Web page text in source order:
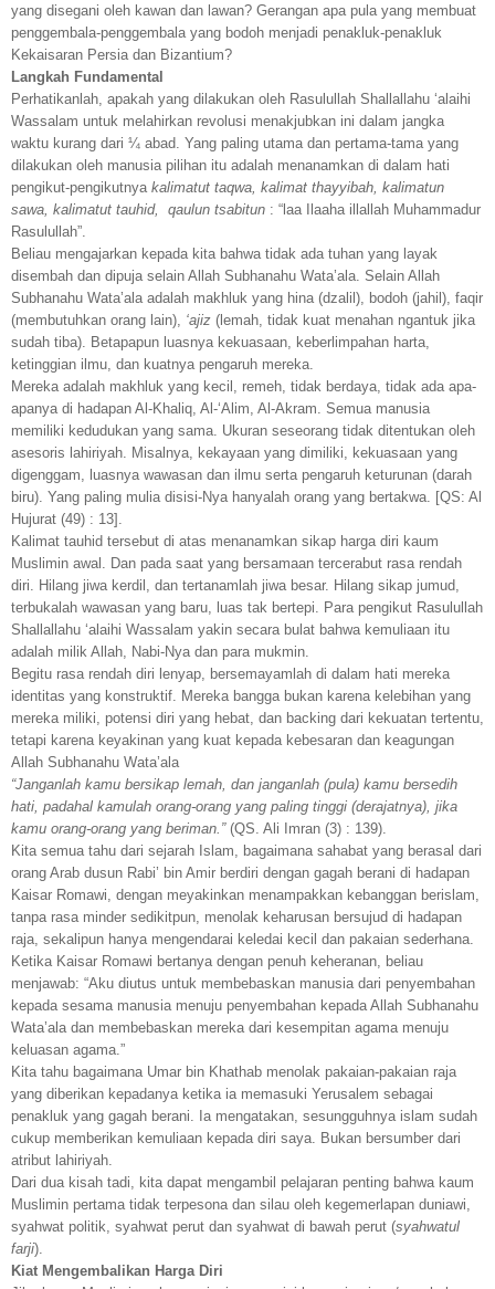
yang disegani oleh kawan dan lawan? Gerangan apa pula yang membuat
penggembala-penggembala yang bodoh menjadi penakluk-penakluk
Kekaisaran Persia dan Bizantium?
Langkah Fundamental
Perhatikanlah, apakah yang dilakukan oleh Rasulullah Shallallahu ‘alaihi
Wassalam untuk melahirkan revolusi menakjubkan ini dalam jangka
waktu kurang dari ¼ abad. Yang paling utama dan pertama-tama yang
dilakukan oleh manusia pilihan itu adalah menanamkan di dalam hati
pengikut-pengikutnya kalimatut taqwa, kalimat thayyibah, kalimatun
sawa, kalimatut tauhid, qaulun tsabitun : “laa Ilaaha illallah Muhammadur
Rasulullah”.
Beliau mengajarkan kepada kita bahwa tidak ada tuhan yang layak
disembah dan dipuja selain Allah Subhanahu Wata’ala. Selain Allah
Subhanahu Wata’ala adalah makhluk yang hina (dzalil), bodoh (jahil), faqir
(membutuhkan orang lain), ‘ajiz (lemah, tidak kuat menahan ngantuk jika
sudah tiba). Betapapun luasnya kekuasaan, keberlimpahan harta,
ketinggian ilmu, dan kuatnya pengaruh mereka.
Mereka adalah makhluk yang kecil, remeh, tidak berdaya, tidak ada apa-
apanya di hadapan Al-Khaliq, Al-‘Alim, Al-Akram. Semua manusia
memiliki kedudukan yang sama. Ukuran seseorang tidak ditentukan oleh
asesoris lahiriyah. Misalnya, kekayaan yang dimiliki, kekuasaan yang
digenggam, luasnya wawasan dan ilmu serta pengaruh keturunan (darah
biru). Yang paling mulia disisi-Nya hanyalah orang yang bertakwa. [QS: Al
Hujurat (49) : 13].
Kalimat tauhid tersebut di atas menanamkan sikap harga diri kaum
Muslimin awal. Dan pada saat yang bersamaan tercerabut rasa rendah
diri. Hilang jiwa kerdil, dan tertanamlah jiwa besar. Hilang sikap jumud,
terbukalah wawasan yang baru, luas tak bertepi. Para pengikut Rasulullah
Shallallahu ‘alaihi Wassalam yakin secara bulat bahwa kemuliaan itu
adalah milik Allah, Nabi-Nya dan para mukmin.
Begitu rasa rendah diri lenyap, bersemayamlah di dalam hati mereka
identitas yang konstruktif. Mereka bangga bukan karena kelebihan yang
mereka miliki, potensi diri yang hebat, dan backing dari kekuatan tertentu,
tetapi karena keyakinan yang kuat kepada kebesaran dan keagungan
Allah Subhanahu Wata’ala
“Janganlah kamu bersikap lemah, dan janganlah (pula) kamu bersedih
hati, padahal kamulah orang-orang yang paling tinggi (derajatnya), jika
kamu orang-orang yang beriman.”(QS. Ali Imran (3) : 139).
Kita semua tahu dari sejarah Islam, bagaimana sahabat yang berasal dari
orang Arab dusun Rabi’ bin Amir berdiri dengan gagah berani di hadapan
Kaisar Romawi, dengan meyakinkan menampakkan kebanggan berislam,
tanpa rasa minder sedikitpun, menolak keharusan bersujud di hadapan
raja, sekalipun hanya mengendarai keledai kecil dan pakaian sederhana.
Ketika Kaisar Romawi bertanya dengan penuh keheranan, beliau
menjawab: “Aku diutus untuk membebaskan manusia dari penyembahan
kepada sesama manusia menuju penyembahan kepada Allah Subhanahu
Wata’ala dan membebaskan mereka dari kesempitan agama menuju
keluasan agama.”
Kita tahu bagaimana Umar bin Khathab menolak pakaian-pakaian raja
yang diberikan kepadanya ketika ia memasuki Yerusalem sebagai
penakluk yang gagah berani. Ia mengatakan, sesungguhnya islam sudah
cukup memberikan kemuliaan kepada diri saya. Bukan bersumber dari
atribut lahiriyah.
Dari dua kisah tadi, kita dapat mengambil pelajaran penting bahwa kaum
Muslimin pertama tidak terpesona dan silau oleh kegemerlapan duniawi,
syahwat politik, syahwat perut dan syahwat di bawah perut (syahwatul
farji).
Kiat Mengembalikan Harga Diri